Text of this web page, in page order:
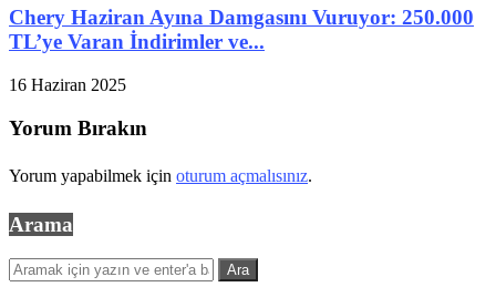
Chery Haziran Ayına Damgasını Vuruyor: 250.000
TL’ye Varan İndirimler ve...
16 Haziran 2025
Yorum Bırakın
Yorum yapabilmek için oturum açmalısınız.
Arama